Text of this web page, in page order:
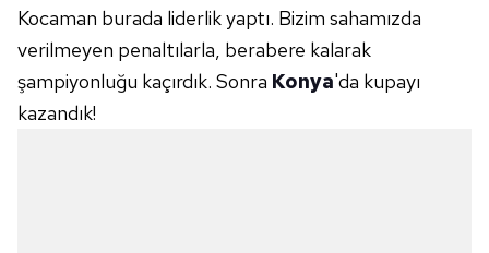
Kocaman burada liderlik yaptı. Bizim sahamızda
verilmeyen penaltılarla, berabere kalarak
şampiyonluğu kaçırdık. Sonra Konya'da kupayı
kazandık!